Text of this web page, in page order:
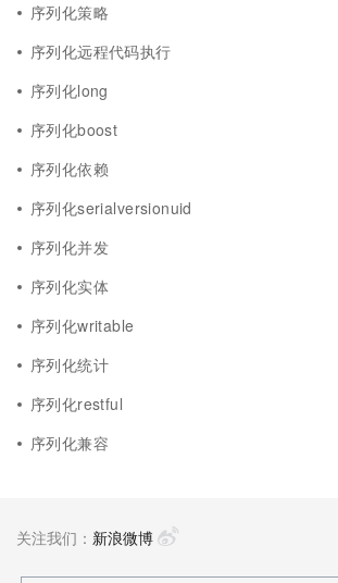
序列化策略
序列化远程代码执行
序列化long
序列化boost
序列化依赖
序列化serialversionuid
序列化并发
序列化实体
序列化writable
序列化统计
序列化restful
序列化兼容
关注我们： 新浪微博